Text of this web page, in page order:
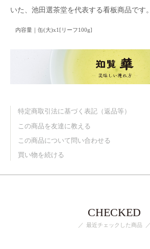
いた、池田選茶堂を代表する看板商品です。
内容量｜缶(大)x1[リーフ100g]
特定商取引法に基づく表記（返品等）
この商品を友達に教える
この商品について問い合わせる
買い物を続ける
CHECKED
最近チェックした商品